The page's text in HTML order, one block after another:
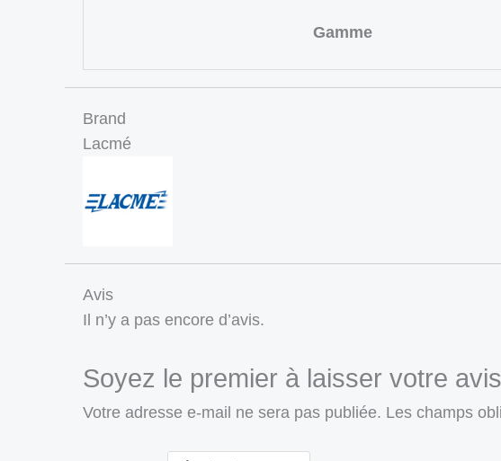
Gamme
Brand
Lacmé
Avis
Il n’y a pas encore d’avis.
Soyez le premier à laisser votre
Votre adresse e-mail ne sera pas publiée. Les champs